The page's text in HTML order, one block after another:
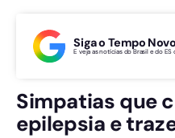
Siga o Tempo
E veja as notícias do Brasil e do
Simpatias que
epilepsia e